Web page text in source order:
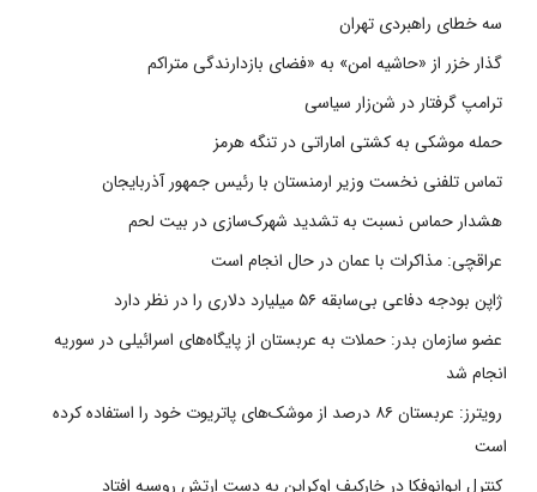
سه خطای راهبردی تهران
گذار خزر از «حاشیه امن» به «فضای بازدارندگی متراکم
ترامپ گرفتار در شن‌زار سیاسی
حمله موشکی به کشتی اماراتی در تنگه هرمز
تماس تلفنی نخست وزیر ارمنستان با رئیس جمهور آذربایجان
هشدار حماس نسبت به تشدید شهرک‌سازی در بیت‌ لحم
عراقچی: مذاکرات با عمان در حال انجام است
ژاپن بودجه دفاعی بی‌سابقه ۵۶ میلیارد دلاری را در نظر دارد
عضو سازمان بدر: حملات به عربستان از پایگاه‌های اسرائیلی در سوریه
انجام شد
رویترز: عربستان ۸۶ درصد از موشک‌های پاتریوت خود را استفاده کرده
است
کنترل ایوانوفکا در خارکیف اوکراین به دست ارتش روسیه افتاد